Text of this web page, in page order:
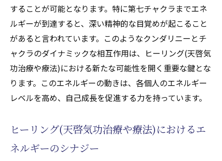
することが可能となります。特に第七チャクラまでエネ
ルギーが到達すると、深い精神的な目覚めが起こること
があると言われています。このようなクンダリニーとチ
ャクラのダイナミックな相互作用は、ヒーリング(天啓気
功治療や療法)における新たな可能性を開く重要な鍵とな
ります。このエネルギーの動きは、各個人のエネルギー
レベルを高め、自己成長を促進する力を持っています。
ヒーリング(天啓気功治療や療法)におけるエ
ネルギーのシナジー